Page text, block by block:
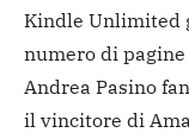
Kindle Unlimited
numero di
Andrea Pasino
il vincitore di